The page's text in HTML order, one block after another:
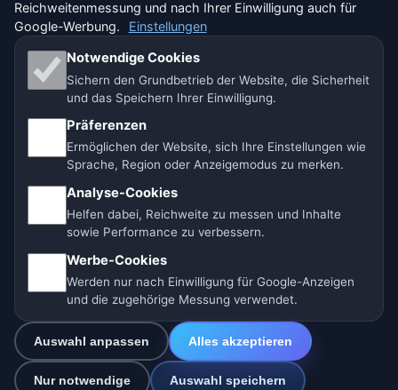
🇨🇭 Wetter Schweiz
Unsere Wetterseiten:
🇨🇿 Tschechien 🇭🇷 Kroatien 🇧🇬 Bulgarien
🇩🇪🇦🇹🇨🇭 Deutschland / Österreich / Schweiz
🌎 Lateinamerika und Spanien 🇮🇳 Süd- und Südostasien
🌍 Internationales Wetternetzwerk
21135550 |info@vorhersage.online
© 2026 Vorhersage Online · Daten: Open-Meteo (ECMWF, ICON) ·
BrightSky (DWD) · OpenWeatherMap · Warnungen: DWD
Reichweitenmessung und nach Ihrer Einwilligung auch für
Google-Werbung.
Einstellungen
Notwendige Cookies
Sichern den Grundbetrieb der Website, die Sicherheit
und das Speichern Ihrer Einwilligung.
Präferenzen
Ermöglichen der Website, sich Ihre Einstellungen wie
Sprache, Region oder Anzeigemodus zu merken.
Analyse-Cookies
Helfen dabei, Reichweite zu messen und Inhalte
sowie Performance zu verbessern.
Werbe-Cookies
Werden nur nach Einwilligung für Google-Anzeigen
und die zugehörige Messung verwendet.
Auswahl anpassen Alles akzeptieren
Nur notwendige Auswahl speichern